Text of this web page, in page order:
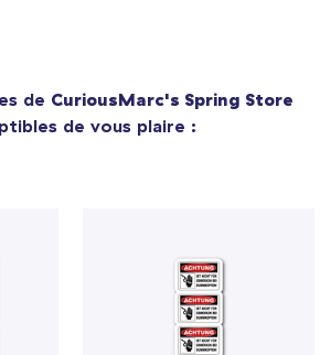
de CuriousMarc's Spring Store
de vous plaire :